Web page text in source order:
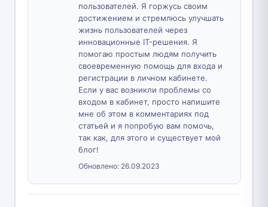
пользователей. Я горжусь своим
достижением и стремлюсь улучшать
жизнь пользователей через
инновационные IT-решения. Я
помогаю простым людям получить
своевременную помощь для входа и
регистрации в личном кабинете.
Если у вас возникли проблемы со
входом в кабинет, просто напишите
мне об этом в комментариях под
статьей и я попробую вам помочь,
так как, для этого и существует мой
блог!
Обновлено: 26.09.2023